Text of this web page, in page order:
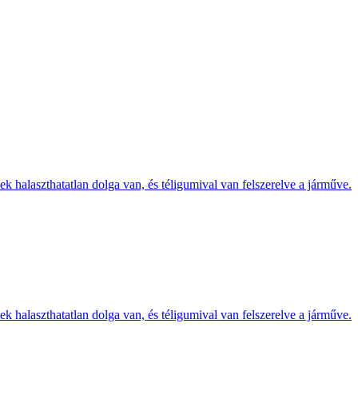
dolga van, és téligumival van felszerelve a járműve.
dolga van, és téligumival van felszerelve a járműve.